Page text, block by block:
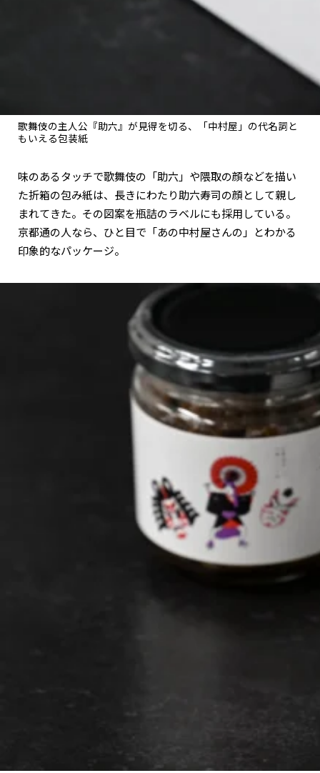
歌舞伎の主人公『助六』が見得を切る、「中村屋」の代名詞と
もいえる包装紙
味のあるタッチで歌舞伎の「助六」や隈取の顔などを描い
た折箱の包み紙は、長きにわたり助六寿司の顔として親し
まれてきた。その図案を瓶詰のラベルにも採用している。
京都通の人なら、ひと目で「あの中村屋さんの」とわかる
印象的なパッケージ。